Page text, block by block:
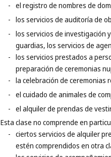
- el registro de nombres de
- los servicios de auditoría de
- los servicios de investigación
guardias, los servicios de
- los servicios prestados a
preparación de ceremonias
- la celebración de ceremonias
- el cuidado de animales de
- el alquiler de prendas de
Esta clase no comprende en
- ciertos servicios de alquiler
estén comprendidos en otra